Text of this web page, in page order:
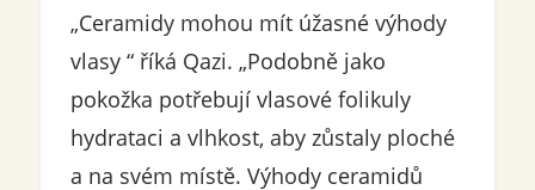
„Ceramidy mohou mít úžasné výhody
vlasy “ říká Qazi. „Podobně jako
pokožka potřebují vlasové folikuly
hydrataci a vlhkost, aby zůstaly ploché
a na svém místě. Výhody ceramidů